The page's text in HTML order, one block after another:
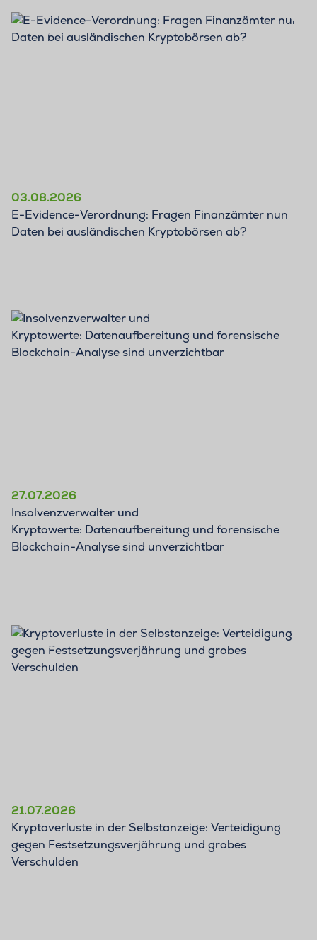
BLOG
03.08.2026
E-Evidence-Verordnung: Fragen Finanzämter nun
Daten bei ausländischen Kryptobörsen ab?
BLOG
27.07.2026
Insolvenzverwalter und
Kryptowerte: Datenaufbereitung und forensische
Blockchain-Analyse sind unverzichtbar
BLOG
21.07.2026
Kryptoverluste in der Selbstanzeige: Verteidigung
gegen Festsetzungsverjährung und grobes
Verschulden